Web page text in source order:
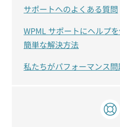
サポートへのよくある質問
WPML サポートにヘルプ
簡単な解決方法
私たちがパフォーマンス